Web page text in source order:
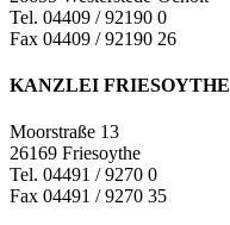
Tel. 04409 / 92190 0
Fax 04409 / 92190 26
KANZLEI FRIESOYTHE
Moorstraße 13
26169 Friesoythe
Tel. 04491 / 9270 0
Fax 04491 / 9270 35